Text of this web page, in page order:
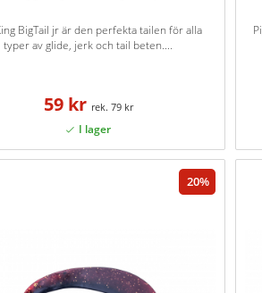
BigTail jr är den perfekta tailen för alla
typer av glide, jerk och tail beten....
59 kr 79 kr
20